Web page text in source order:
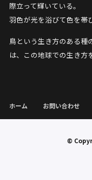
際立って輝いている。
羽色が光を浴びて色を帯
鳥という生き方のある種
は、この地球での生き方
ホーム お問い合わせ
©